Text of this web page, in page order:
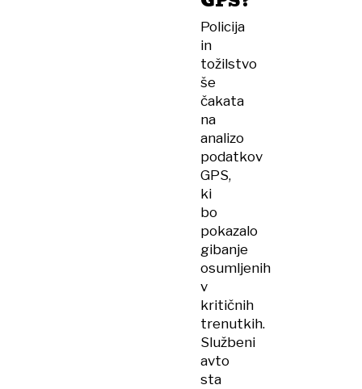
Policija
in
tožilstvo
še
čakata
na
analizo
podatkov
GPS,
ki
bo
pokazalo
gibanje
osumljenih
v
kritičnih
trenutkih.
Službeni
avto
sta